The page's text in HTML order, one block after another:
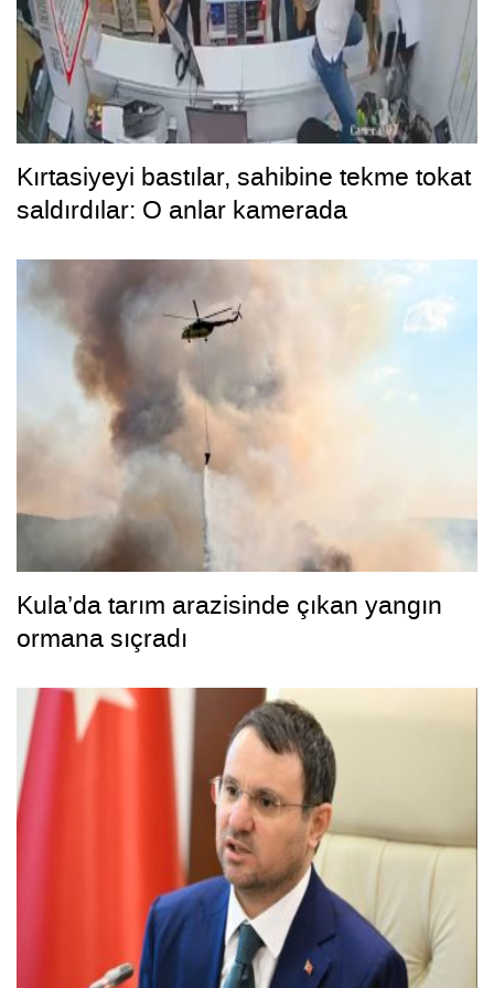
Kırtasiyeyi bastılar, sahibine tekme tokat
saldırdılar: O anlar kamerada
Kula’da tarım arazisinde çıkan yangın
ormana sıçradı